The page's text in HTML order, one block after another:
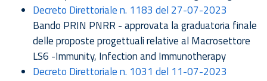
Decreto Direttoriale n. 1183 del 27-07-2023
Bando PRIN PNRR - approvata la graduatoria finale
delle proposte progettuali relative al Macrosettore
LS6 -Immunity, Infection and Immunotherapy
Decreto Direttoriale n. 1031 del 11-07-2023